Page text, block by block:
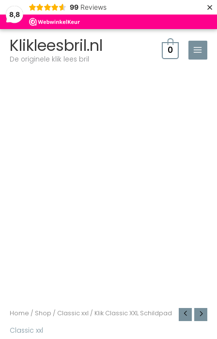
8,8
99 Reviews ×
Klikleesbril.nl
De originele klik lees bril
0
Home / Shop / Classic xxl / Klik Classic XXL Schildpad
Classic xxl